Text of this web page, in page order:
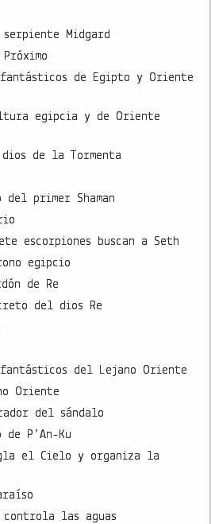
Midgard
fantásticos de Egipto y Oriente
egipcia y de Oriente
de la Tormenta
del primer Shaman
escorpiones buscan a Seth
egipcio
de Re
del dios Re
fantásticos del Lejano Oriente
Oriente
del sándalo
P’An-Ku
el Cielo y organiza la
controla las aguas